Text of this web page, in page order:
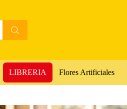
LIBRERIA Flores Artificiales